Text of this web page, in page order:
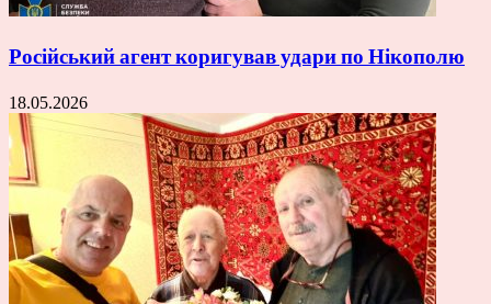
Російський агент коригував удари по Нікополю
18.05.2026